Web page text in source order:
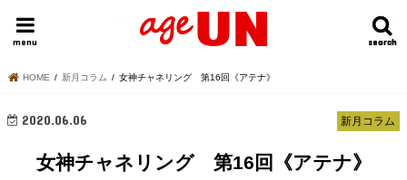
search
search
menu
HOME 今日の運勢ランキング 明日の運勢ランキング 今週の運勢
HOME 新月コラム 女神チャネリング 第16回《アテナ》
新月コラム
2020.06.06
女神チャネリング 第16回《アテナ》